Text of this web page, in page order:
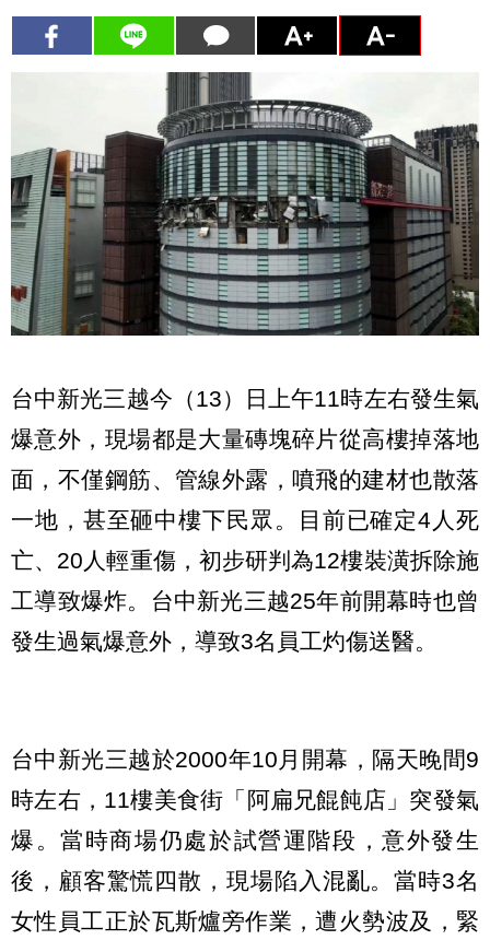
台中新光三越今（13）日上午11時左右發生氣
爆意外，現場都是大量磚塊碎片從高樓掉落地
面，不僅鋼筋、管線外露，噴飛的建材也散落
一地，甚至砸中樓下民眾。目前已確定4人死
亡、20人輕重傷，初步研判為12樓裝潢拆除施
工導致爆炸。台中新光三越25年前開幕時也曾
發生過氣爆意外，導致3名員工灼傷送醫。
台中新光三越於2000年10月開幕，隔天晚間9
時左右，11樓美食街「阿扁兄餛飩店」突發氣
爆。當時商場仍處於試營運階段，意外發生
後，顧客驚慌四散，現場陷入混亂。當時3名
女性員工正於瓦斯爐旁作業，遭火勢波及，緊